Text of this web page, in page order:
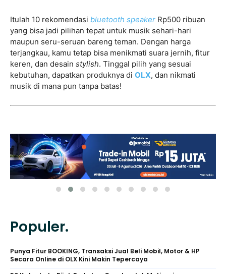
Itulah 10 rekomendasi bluetooth speaker Rp500 ribuan
yang bisa jadi pilihan tepat untuk musik sehari-hari
maupun seru-seruan bareng teman. Dengan harga
terjangkau, kamu tetap bisa menikmati suara jernih, fitur
keren, dan desain stylish. Tinggal pilih yang sesuai
kebutuhan, dapatkan produknya di OLX, dan nikmati
musik di mana pun tanpa batas!
Populer.
Punya Fitur BOOKING, Transaksi Jual Beli Mobil, Motor & HP
Secara Online di OLX Kini Makin Tepercaya